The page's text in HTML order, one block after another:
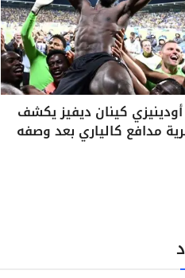
كينان ديفيز يكشف
مدافع كالياري بعد وصفه